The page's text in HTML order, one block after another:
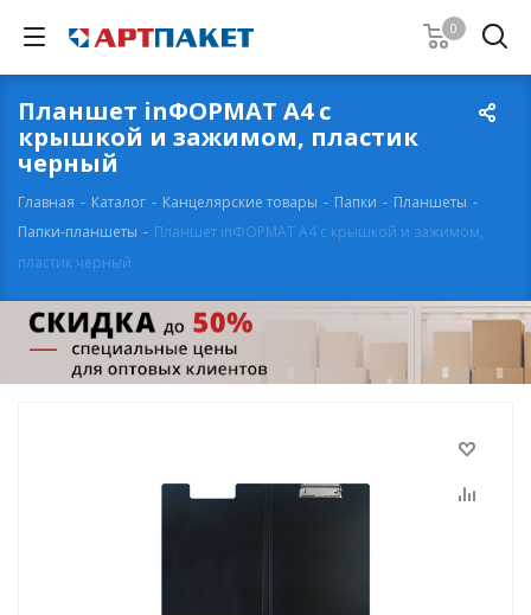
0
Планшет inФОРМАТ А4 с
крышкой и зажимом, пластик
черный
Главная - Каталог - Канцелярские товары - Папки - Планшеты -
Папки-планшеты - Планшет inФОРМАТ А4 с крышкой и зажимом,
пластик черный